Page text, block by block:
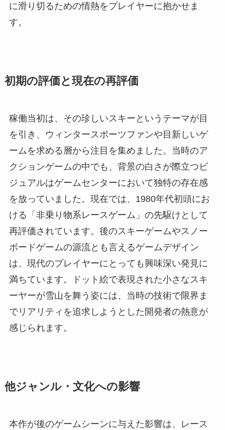
に滑り切るための情熱をプレイヤーに抱かせま
す。
初期の評価と現在の再評価
稼働当初は、その珍しいスキーというテーマが目
を引き、ウィンタースポーツファンや目新しいゲ
ームを求める層から注目を集めました。当時のア
クションゲームの中でも、背景の白さが際立つビ
ジュアルはゲームセンターにおいて独特の存在感
を放っていました。現在では、1980年代初頭にお
ける「非乗り物系レースゲーム」の先駆けとして
再評価されています。後のスキーゲームやスノー
ボードゲームの源流とも言えるゲームデザイン
は、現代のプレイヤーにとっても興味深い発見に
満ちています。ドット絵で表現された小さなスキ
ーヤーが雪山を舞う姿には、当時の技術で限界ま
でリアリティを追求しようとした開発者の熱意が
感じられます。
他ジャンル・文化への影響
本作が後のゲームシーンに与えた影響は、レース